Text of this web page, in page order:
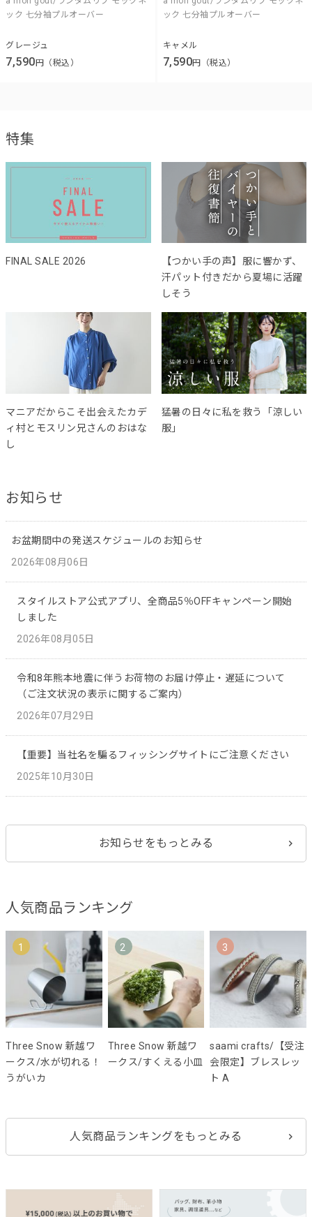
ック 七分袖プルオーバー
グレージュ
7,590円（税込）
ック 七分袖プルオーバー
キャメル
7,590円（税込）
特集
FINAL SALE 2026
【つかい手の声】服に響かず、
汗パット付きだから夏場に活躍
しそう
マニアだからこそ出会えたカデ
ィ村とモスリン兄さんのおはな
し
猛暑の日々に私を救う「涼しい
服」
お知らせ
お盆期間中の発送スケジュールのお知らせ
2026年08月06日
スタイルストア公式アプリ、全商品5％OFFキャンペーン開始
しました
2026年08月05日
令和8年熊本地震に伴うお荷物のお届け停止・遅延について
（ご注文状況の表示に関するご案内）
2026年07月29日
【重要】当社名を騙るフィッシングサイトにご注意ください
2025年10月30日
お知らせをもっとみる
人気商品ランキング
1
Three Snow 新越ワ
ークス/水が切れる！
うがいカ
2
Three Snow 新越ワ
ークス/すくえる小皿
3
saami crafts/【受注
会限定】ブレスレッ
ト A
人気商品ランキングをもっとみる